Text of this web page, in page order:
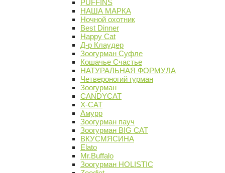
PUFFINS
НАША МАРКА
Ночной охотник
Best Dinner
Happy Cat
Д-р Клаудер
Зоогурман Суфле
Кошачье Счастье
НАТУРАЛЬНАЯ ФОРМУЛА
Четвероногий гурман
Зоогурман
CANDYCAT
X-CAT
Амурр
Зоогурман пауч
Зоогурман BIG CAT
ВКУСМЯСИНА
Elato
Mr.Buffalo
Зоогурман HOLISTIC